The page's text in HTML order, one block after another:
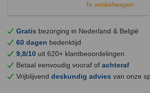
In winkelwagen
Gratis bezorging in Nederland & België
60 dagen bedenktijd
9,8/10 uit 620+ klantbeoordelingen
Betaal eenvoudig vooraf of achteraf
Vrijblijvend deskundig advies van onze